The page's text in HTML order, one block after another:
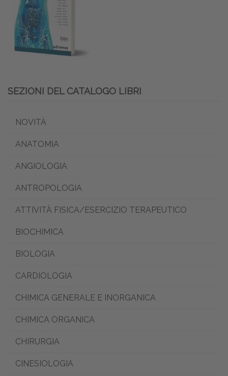
SEZIONI DEL CATALOGO LIBRI
NOVITÀ
ANATOMIA
ANGIOLOGIA
ANTROPOLOGIA
ATTIVITÀ FISICA/ESERCIZIO TERAPEUTICO
BIOCHIMICA
BIOLOGIA
CARDIOLOGIA
CHIMICA GENERALE E INORGANICA
CHIMICA ORGANICA
CHIRURGIA
CINESIOLOGIA